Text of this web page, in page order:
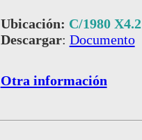
Ubicación: C/1980 X4.2
Descargar: Documento
Otra información